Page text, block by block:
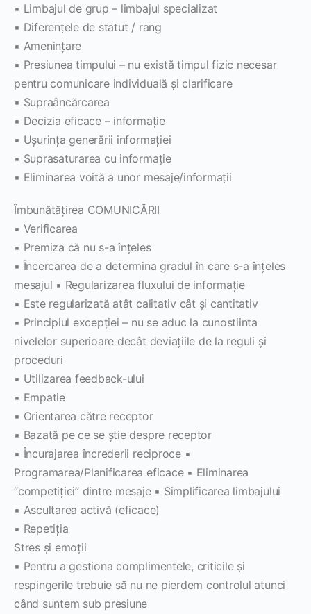
▪ Limbajul de grup – limbajul specializat
▪ Diferenţele de statut / rang
▪ Ameninţare
▪ Presiunea timpului – nu există timpul fizic necesar
pentru comunicare individuală şi clarificare
▪ Supraâncărcarea
▪ Decizia eficace – informaţie
▪ Uşurinţa generării informaţiei
▪ Suprasaturarea cu informaţie
▪ Eliminarea voită a unor mesaje/informaţii
Îmbunătăţirea COMUNICĂRII
▪ Verificarea
▪ Premiza că nu s-a înţeles
▪ Încercarea de a determina gradul în care s-a înţeles
mesajul ▪ Regularizarea fluxului de informaţie
▪ Este regularizată atât calitativ cât şi cantitativ
▪ Principiul excepţiei – nu se aduc la cunostiinta
nivelelor superioare decât deviaţiile de la reguli şi
proceduri
▪ Utilizarea feedback-ului
▪ Empatie
▪ Orientarea către receptor
▪ Bazată pe ce se ştie despre receptor
▪ Încurajarea încrederii reciproce ▪
Programarea/Planificarea eficace ▪ Eliminarea
“competiţiei” dintre mesaje ▪ Simplificarea limbajului
▪ Ascultarea activă (eficace)
▪ Repetiţia
Stres şi emoţii
▪ Pentru a gestiona complimentele, criticile şi
respingerile trebuie să nu ne pierdem controlul atunci
când suntem sub presiune